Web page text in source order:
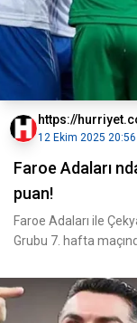
https://
12 Ekim 2025 20:56
Faroe Adaları
puan!
Faroe Adaları ile
Grubu 7. hafta